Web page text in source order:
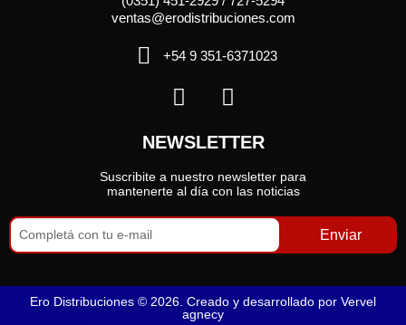
ventas@erodistribuciones.com
+54 9 351-6371023
NEWSLETTER
Suscribite a nuestro newsletter para
mantenerte al día con las noticias
Enviar
Ero Distribuciones © 2026. Creado y desarrollado por Vervel
agnecy